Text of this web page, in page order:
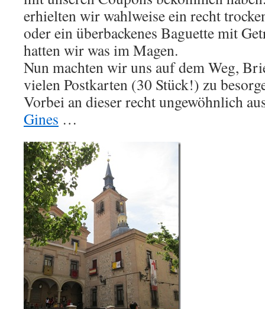
erhielten wir wahlweise ein recht
oder ein überbackenes Baguette mit
hatten wir was im Magen.
Nun machten wir uns auf dem Weg,
vielen Postkarten (30 Stück!) zu
Vorbei an dieser recht ungewöhnlich
Gines …